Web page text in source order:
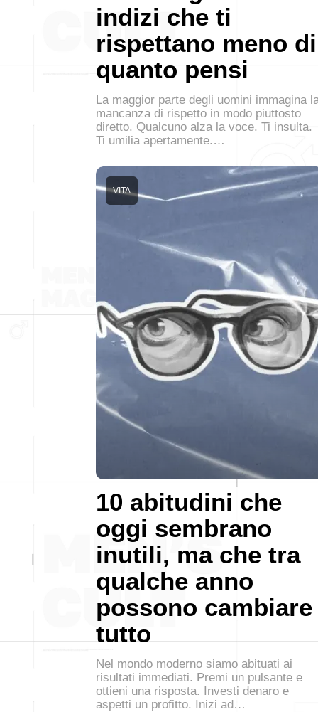
indizi che ti
rispettano meno di
quanto pensi
La maggior parte degli uomini immagina
mancanza di rispetto in modo piuttosto
diretto. Qualcuno alza la voce. Ti insulta.
Ti umilia apertamente.…
10 abitudini che
oggi sembrano
inutili, ma che tra
qualche anno
possono cambiare
tutto
VITA
Nel mondo moderno siamo abituati ai
risultati immediati. Premi un pulsante e
ottieni una risposta. Investi denaro e
aspetti un profitto. Inizi ad…